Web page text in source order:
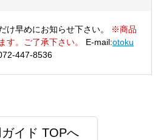
け早めにお知らせ下さい。
※商品
す。ご了承下さい。
E-mail:otoku
447-8536
イド TOPへ